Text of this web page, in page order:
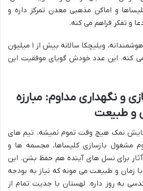
و اماکن مذهبی معدن تمرکز داره و
و تفکر فراهم می کنه.
با این تنوع و بازاریابی هوشمندانه، ویلیچکا سالانه بیش از ۱ میلیون
کنه. این عدد خودش گویای موفقیت این
و نگهداری مداوم: مبارزه
و طبیعت
نمک هیچ وقت تموم نمیشه. تیم های
مشغول بازسازی کلیساها، مجسمه ها و
برای نسل های آینده هم حفظ بشن. این
با زمان و طبیعت می مونه که نیاز به بودجه
به روز داره. لهستان با جدیت تمام از